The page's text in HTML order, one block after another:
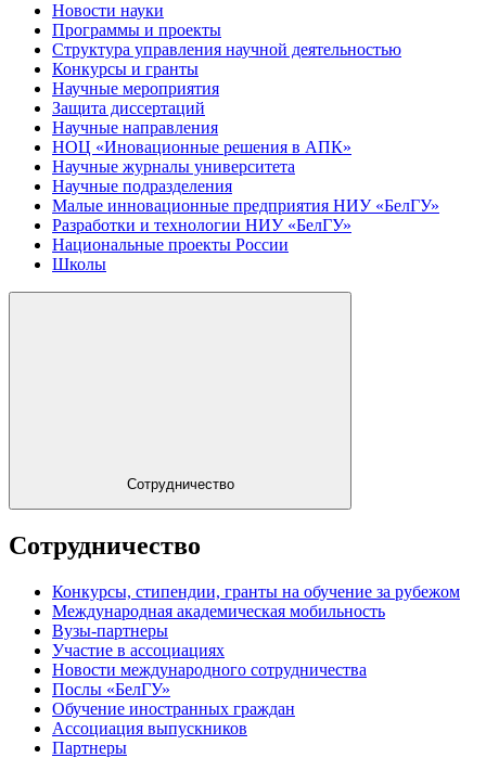
Новости науки
Программы и проекты
Структура управления научной деятельностью
Конкурсы и гранты
Научные мероприятия
Защита диссертаций
Научные направления
НОЦ «Иновационные решения в АПК»
Научные журналы университета
Научные подразделения
Малые инновационные предприятия НИУ «БелГУ»
Разработки и технологии НИУ «БелГУ»
Национальные проекты России
Школы
Сотрудничество
Сотрудничество
Конкурсы, стипендии, гранты на обучение за рубежом
Международная академическая мобильность
Вузы-партнеры
Участие в ассоциациях
Новости международного сотрудничества
Послы «БелГУ»
Обучение иностранных граждан
Ассоциация выпускников
Партнеры